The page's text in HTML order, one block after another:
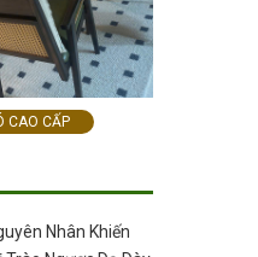
CAO CẤP
Nhân Khiến